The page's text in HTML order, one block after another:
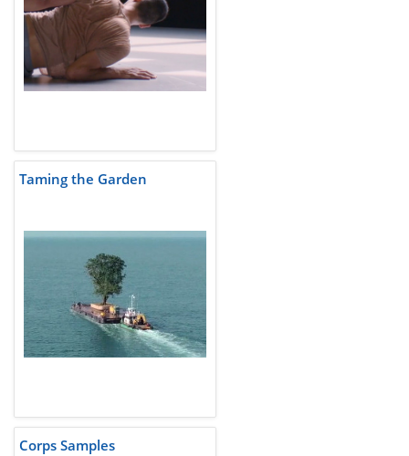
Taming the Garden
Corps Samples